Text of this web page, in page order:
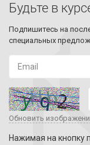
Будьте в
Подпишитесь на
специальных
Обновить
Нажимая на кнопку